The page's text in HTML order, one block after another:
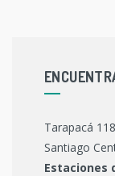
Tarapacá
Santiago
Estaciones